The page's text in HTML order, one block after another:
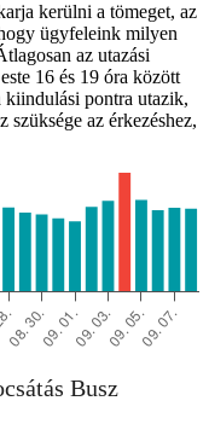
kerülni a tömeget, az
ügyfeleink milyen
az utazási
16 és 19 óra között
kiindulási pontra utazik,
az érkezéshez,
Busz